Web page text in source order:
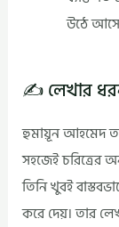
উঠে
✍️ লেখার
হুমায়ূন আহমেদ
সহজেই চরিত্রের
তিনি খুবই
করে দেয়। তার